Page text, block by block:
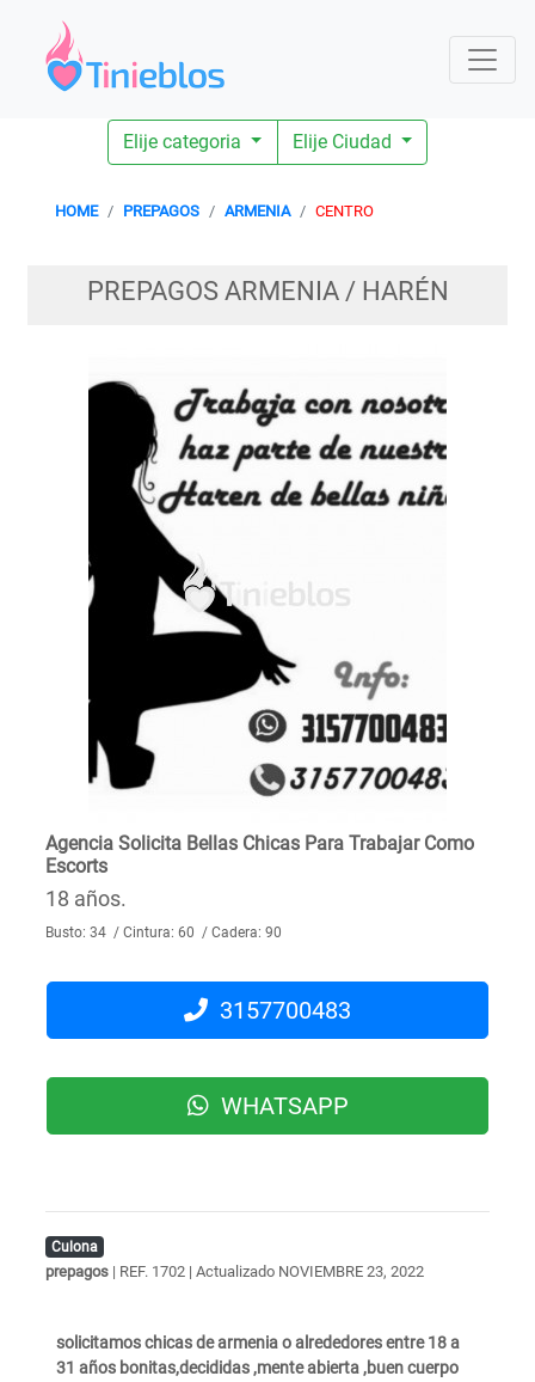
Elije categoria Elije Ciudad
HOME PREPAGOS ARMENIA CENTRO
PREPAGOS ARMENIA / HARÉN
Agencia Solicita Bellas Chicas Para Trabajar Como
Escorts
18 años.
Busto: 34 / Cintura: 60 / Cadera: 90
3157700483
WHATSAPP
Culona
prepagos | REF. 1702 | Actualizado NOVIEMBRE 23, 2022
solicitamos chicas de armenia o alrededores entre 18 a
31 años bonitas,decididas ,mente abierta ,buen cuerpo